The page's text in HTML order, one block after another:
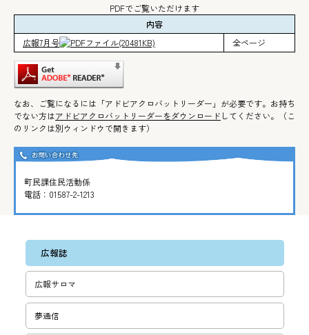
PDFでご覧いただけます
内容
広報7月号
(20481KB) 全ページ
なお、ご覧になるには「アドビアクロバットリーダー」が必要です。お持ち
でない方はアドビアクロバットリーダーをダウンロード してください。（こ
のリンクは別ウィンドウで開きます）
町民課住民活動係
電話： 01587-2-1213
広報誌
広報サロマ
夢通信